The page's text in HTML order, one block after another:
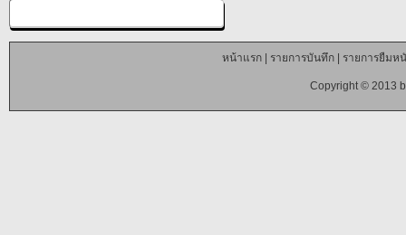
หน้าแรก| รายการบันทึก| รายการยืมห
Copyright © 2013